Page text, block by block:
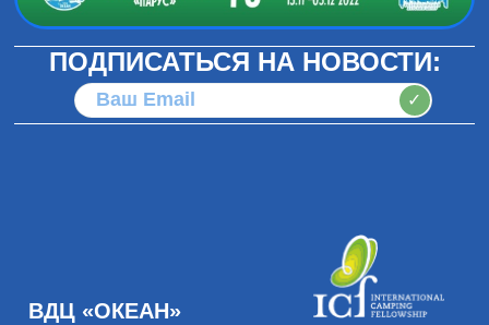
ПОДПИСАТЬСЯ НА НОВОСТИ:
✓
ВДЦ «ОКЕАН»